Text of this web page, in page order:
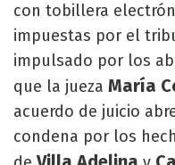
con tobillera
impuestas por el
impulsado por los
que la jueza María
acuerdo de juicio
condena por los